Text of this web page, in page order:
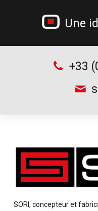
Une
+33
SORI, concepteur et